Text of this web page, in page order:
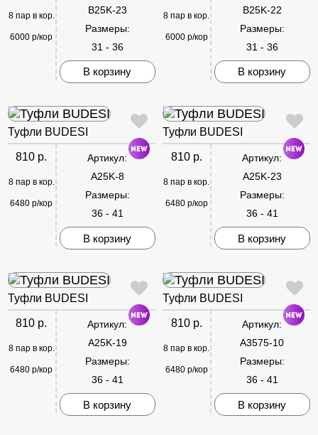
8 пар в кор.
6000 р/кор
B25K-23
Размеры:
31 - 36
В корзину
8 пар в кор.
6000 р/кор
B25K-22
Размеры:
31 - 36
В корзину
Туфли BUDESI
810 р.
8 пар в кор.
6480 р/кор
Артикул:
A25K-8
Размеры:
36 - 41
В корзину
Туфли BUDESI
810 р.
8 пар в кор.
6480 р/кор
Артикул:
A25K-23
Размеры:
36 - 41
В корзину
Туфли BUDESI
810 р.
8 пар в кор.
6480 р/кор
Артикул:
A25K-19
Размеры:
36 - 41
В корзину
Туфли BUDESI
810 р.
8 пар в кор.
6480 р/кор
Артикул:
A3575-10
Размеры:
36 - 41
В корзину